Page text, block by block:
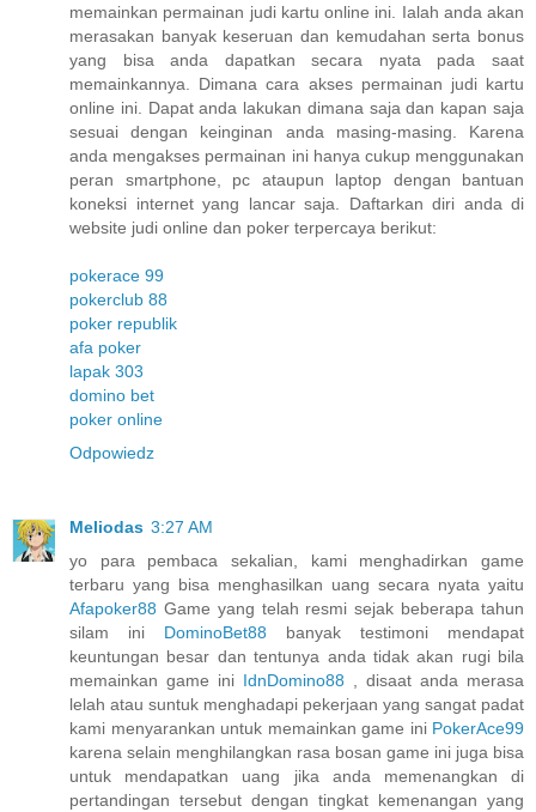
memainkan permainan judi kartu online ini. Ialah anda akan
merasakan banyak keseruan dan kemudahan serta bonus
yang bisa anda dapatkan secara nyata pada saat
memainkannya. Dimana cara akses permainan judi kartu
online ini. Dapat anda lakukan dimana saja dan kapan saja
sesuai dengan keinginan anda masing-masing. Karena
anda mengakses permainan ini hanya cukup menggunakan
peran smartphone, pc ataupun laptop dengan bantuan
koneksi internet yang lancar saja. Daftarkan diri anda di
website judi online dan poker terpercaya berikut:
pokerace 99
pokerclub 88
poker republik
afa poker
lapak 303
domino bet
poker online
Odpowiedz
Meliodas 3:27 AM
yo para pembaca sekalian, kami menghadirkan game
terbaru yang bisa menghasilkan uang secara nyata yaitu
Afapoker88 Game yang telah resmi sejak beberapa tahun
silam ini DominoBet88 banyak testimoni mendapat
keuntungan besar dan tentunya anda tidak akan rugi bila
memainkan game ini IdnDomino88 , disaat anda merasa
lelah atau suntuk menghadapi pekerjaan yang sangat padat
kami menyarankan untuk memainkan game ini PokerAce99
karena selain menghilangkan rasa bosan game ini juga bisa
untuk mendapatkan uang jika anda memenangkan di
pertandingan tersebut dengan tingkat kemenangan yang